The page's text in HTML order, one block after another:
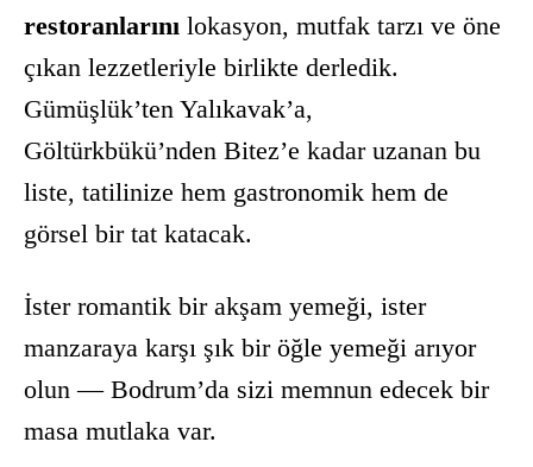
restoranlarını lokasyon, mutfak tarzı ve öne
çıkan lezzetleriyle birlikte derledik.
Gümüşlük’ten Yalıkavak’a,
Göltürkbükü’nden Bitez’e kadar uzanan bu
liste, tatilinize hem gastronomik hem de
görsel bir tat katacak.
İster romantik bir akşam yemeği, ister
manzaraya karşı şık bir öğle yemeği arıyor
olun — Bodrum’da sizi memnun edecek bir
masa mutlaka var.